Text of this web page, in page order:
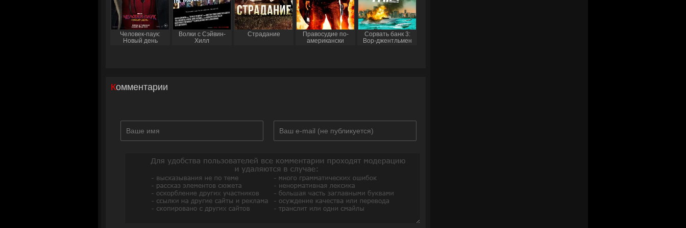
Человек-паук:
Новый день
Волки с Сэйвин-
Хилл
Страдание
Правосудие по-
американски
Сорвать банк 3:
Вор-джентльмен
Комментарии